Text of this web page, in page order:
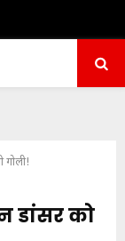
गोली!
डांसर को